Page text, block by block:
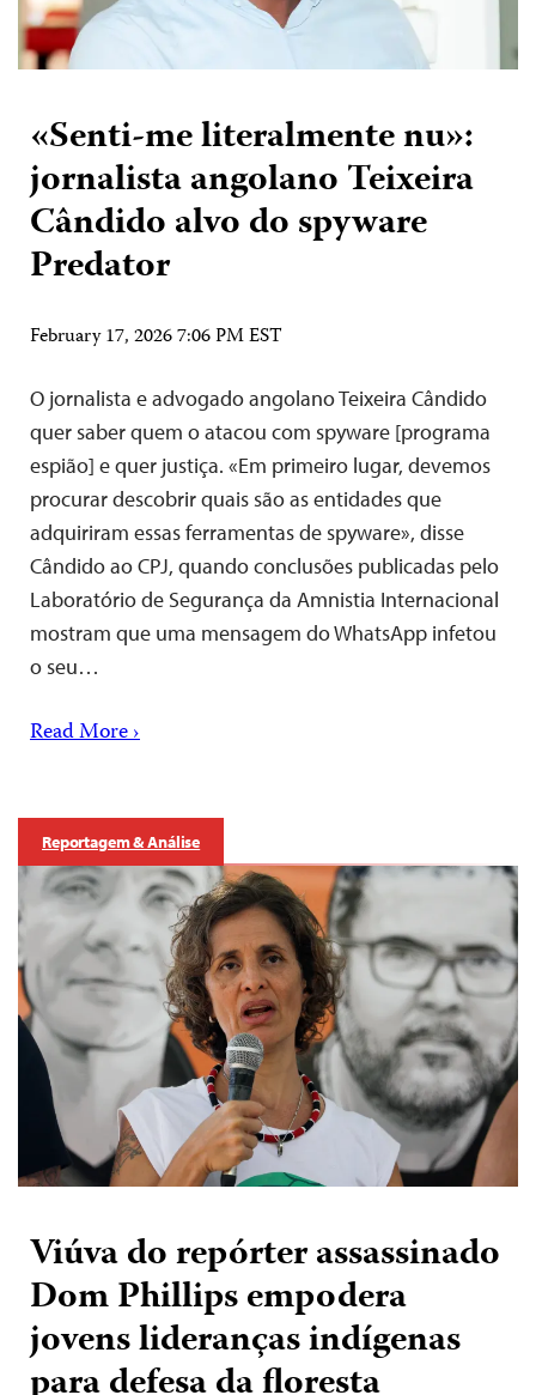
«Senti-me literalmente nu»:
jornalista angolano Teixeira
Cândido alvo do spyware
Predator
February 17, 2026 7:06 PM EST
O jornalista e advogado angolano Teixeira Cândido
quer saber quem o atacou com spyware [programa
espião] e quer justiça. «Em primeiro lugar, devemos
procurar descobrir quais são as entidades que
adquiriram essas ferramentas de spyware», disse
Cândido ao CPJ, quando conclusões publicadas pelo
Laboratório de Segurança da Amnistia Internacional
mostram que uma mensagem do WhatsApp infetou
o seu…
Read More ›
Reportagem & Análise
Viúva do repórter assassinado
Dom Phillips empodera
jovens lideranças indígenas